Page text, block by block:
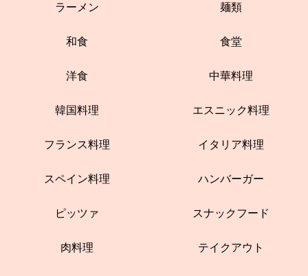
ラーメン 麺類
和食 食堂
洋食 中華料理
韓国料理 エスニック料理
フランス料理 イタリア料理
スペイン料理 ハンバーガー
ピッツァ スナックフード
肉料理 テイクアウト